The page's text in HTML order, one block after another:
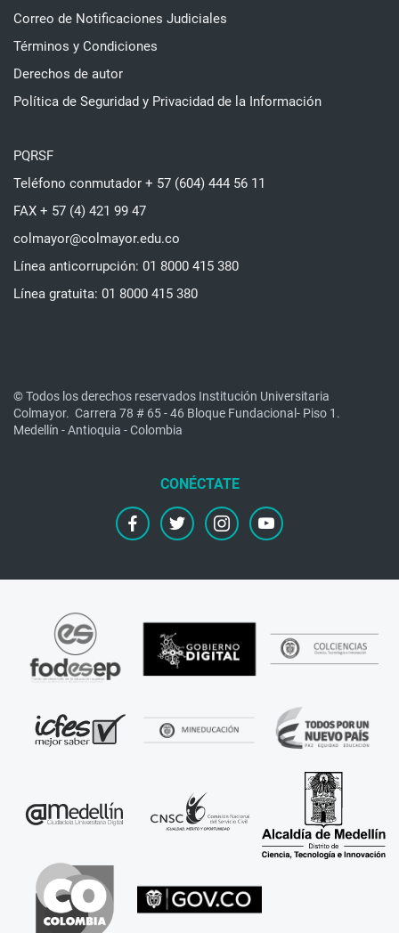
Correo de Notificaciones Judiciales
Términos y Condiciones
Derechos de autor
Política de Seguridad y Privacidad de la Información
PQRSF
Teléfono conmutador + 57 (604) 444 56 11
FAX + 57 (4) 421 99 47
colmayor@colmayor.edu.co
Línea anticorrupción: 01 8000 415 380
Línea gratuita: 01 8000 415 380
© Todos los derechos reservados Institución Universitaria
Colmayor. Carrera 78 # 65 - 46 Bloque Fundacional- Piso 1.
Medellín - Antioquia - Colombia
facebooktwitter instagramyoutube